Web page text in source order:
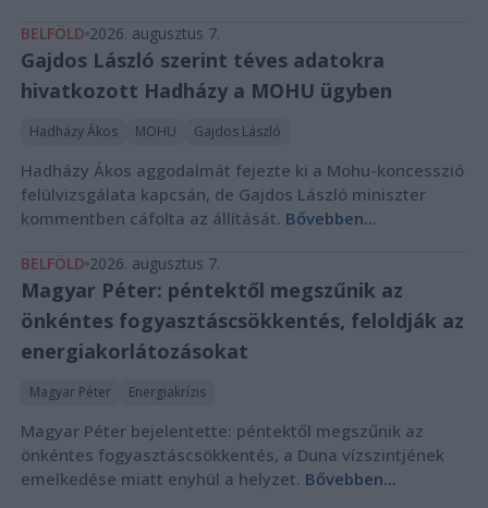
BELFÖLD 2026. augusztus 7.
Gajdos László szerint téves adatokra
hivatkozott Hadházy a MOHU ügyben
Hadházy Ákos MOHU Gajdos László
Hadházy Ákos aggodalmát fejezte ki a Mohu-koncesszió
felülvizsgálata kapcsán, de Gajdos László miniszter
kommentben cáfolta az állítását. Bővebben...
BELFÖLD 2026. augusztus 7.
Magyar Péter: péntektől megszűnik az
önkéntes fogyasztáscsökkentés, feloldják az
energiakorlátozásokat
Magyar Péter Energiakrízis
Magyar Péter bejelentette: péntektől megszűnik az
önkéntes fogyasztáscsökkentés, a Duna vízszintjének
emelkedése miatt enyhül a helyzet. Bővebben...